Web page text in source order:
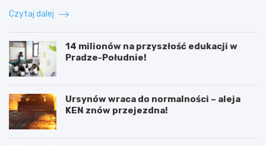
Czytaj dalej
14 milionów na przyszłość edukacji w
Pradze-Południe!
Ursynów wraca do normalności – aleja
KEN znów przejezdna!